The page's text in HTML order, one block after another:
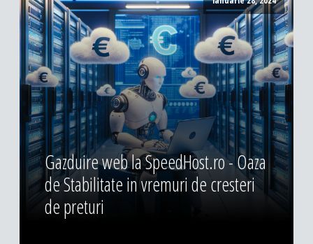
Gazduire web la SpeedHost.ro - Oaza
de Stabilitate in vremuri de cresteri
de preturi